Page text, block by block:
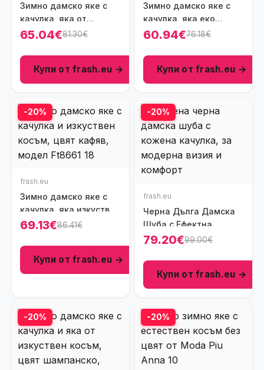
Зимно дамско яке с
качулка, яка от
изкуствен косъм, цвят
65.04€81.30€
Купи от frash.eu →
Зимно дамско яке с
качулка, яка еко
косъм, цвят екрю,
60.94€76.18€
Купи от frash.eu →
-20%
frash.eu
Зимно дамско яке с
качулка, яка изкуствен
косъм, цвят кафяв,
69.13€86.41€
Купи от frash.eu →
-20%
frash.eu
Черна Дълга Дамска
Шуба с Ефектна
Кожена Качулка и
79.20€99.00€
Купи от frash.eu →
-20% -20%